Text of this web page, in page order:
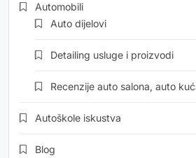
Automobili
Auto dijelovi
Detailing usluge i proizvodi
Recenzije auto salona, auto
Autoškole iskustva
Blog